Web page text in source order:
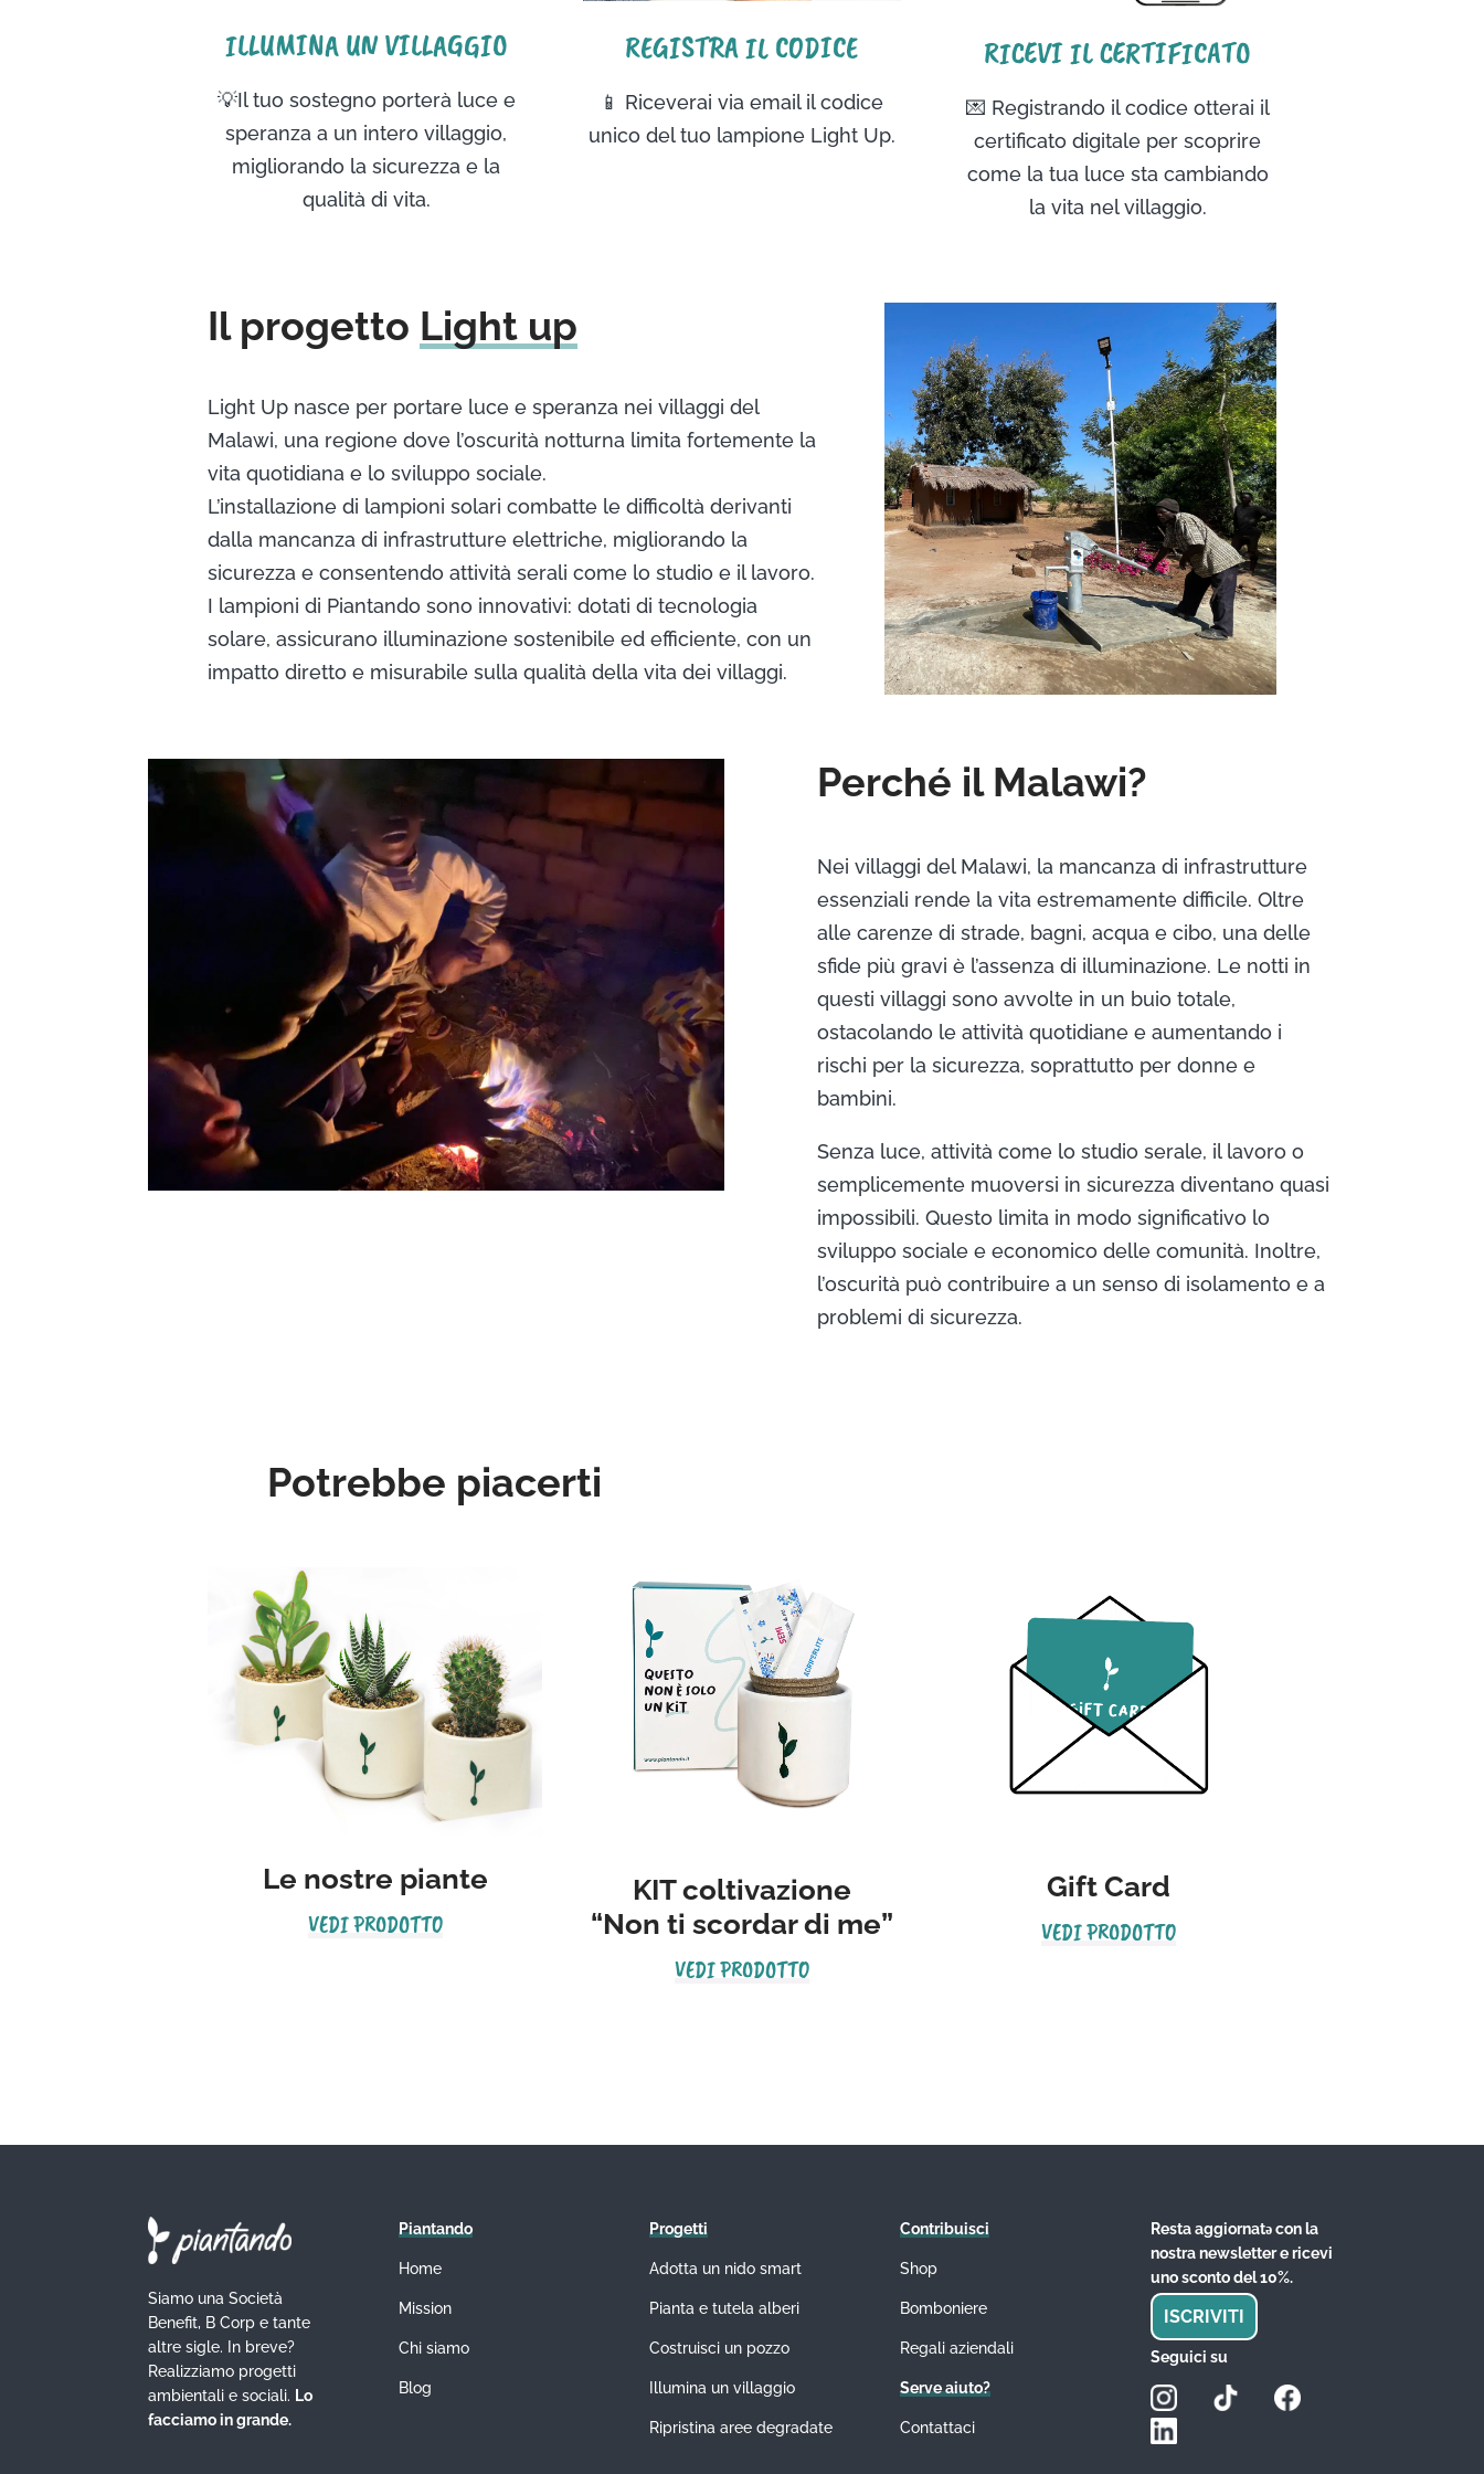
ILLUMINA UN VILLAGGIO
💡Il tuo sostegno porterà luce e
speranza a un intero villaggio,
migliorando la sicurezza e la
qualità di vita.
REGISTRA IL CODICE
📱 Riceverai via email il codice
unico del tuo lampione Light Up.
RICEVI IL CERTIFICATO
💌 Registrando il codice otterai il
certificato digitale per scoprire
come la tua luce sta cambiando
la vita nel villaggio.
Il progetto Light up
Light Up nasce per portare luce e speranza nei villaggi del
Malawi, una regione dove l’oscurità notturna limita fortemente la
vita quotidiana e lo sviluppo sociale.
L’installazione di lampioni solari combatte le difficoltà derivanti
dalla mancanza di infrastrutture elettriche, migliorando la
sicurezza e consentendo attività serali come lo studio e il lavoro.
I lampioni di Piantando sono innovativi: dotati di tecnologia
solare, assicurano illuminazione sostenibile ed efficiente, con un
impatto diretto e misurabile sulla qualità della vita dei villaggi.
Perché il Malawi?
Nei villaggi del Malawi, la mancanza di infrastrutture
essenziali rende la vita estremamente difficile. Oltre
alle carenze di strade, bagni, acqua e cibo, una delle
sfide più gravi è l’assenza di illuminazione. Le notti in
questi villaggi sono avvolte in un buio totale,
ostacolando le attività quotidiane e aumentando i
rischi per la sicurezza, soprattutto per donne e
bambini.
Senza luce, attività come lo studio serale, il lavoro o
semplicemente muoversi in sicurezza diventano quasi
impossibili. Questo limita in modo significativo lo
sviluppo sociale e economico delle comunità. Inoltre,
l’oscurità può contribuire a un senso di isolamento e a
problemi di sicurezza.
Potrebbe piacerti
Le nostre piante
VEDI PRODOTTO
KIT coltivazione
“Non ti scordar di me”
VEDI PRODOTTO
Gift Card
VEDI PRODOTTO
Siamo una Società
Benefit, B Corp e tante
altre sigle. In breve?
Realizziamo progetti
ambientali e sociali. Lo
facciamo in grande.
Piantando
Home
Mission
Chi siamo
Blog
Progetti
Adotta un nido smart
Pianta e tutela alberi
Costruisci un pozzo
Illumina un villaggio
Ripristina aree degradate
Contribuisci
Shop
Bomboniere
Regali aziendali
Serve aiuto?
Contattaci
Resta aggiornatǝ con la
nostra newsletter e ricevi
uno sconto del 10%.
ISCRIVITI
Seguici su